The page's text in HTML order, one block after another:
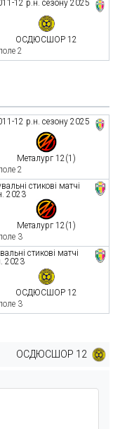
12 р.н. сезону 2025
ОСДЮСШОР 12
2
12 р.н. сезону 2025
Металург 12(1)
2
стикові матчі
2023
Металург 12(1)
3
стикові матчі
2023
ОСДЮСШОР 12
3
ОСДЮСШОР 12